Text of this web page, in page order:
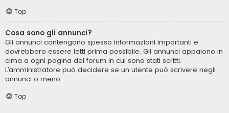
Top
Cosa sono gli annunci?
Gli annunci contengono spesso informazioni importanti e
dovrebbero essere letti prima possibile. Gli annunci appaiono in
cima a ogni pagina del forum in cui sono stati scritti.
L’amministratore può decidere se un utente può scrivere negli
annunci o meno.
Top